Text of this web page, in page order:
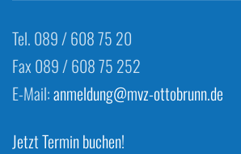
Tel. 089 / 608 75 20
Fax 089 / 608 75 252
E-Mail:anmeldung@mvz-ottobrunn.de
Jetzt Termin buchen!